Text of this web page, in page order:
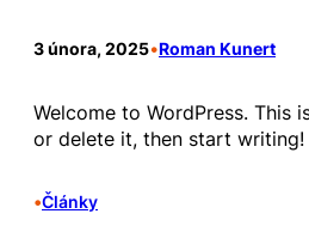
3 února, 2025•Roman Kunert
Welcome to WordPress. This
or delete it, then start writing!
•Články